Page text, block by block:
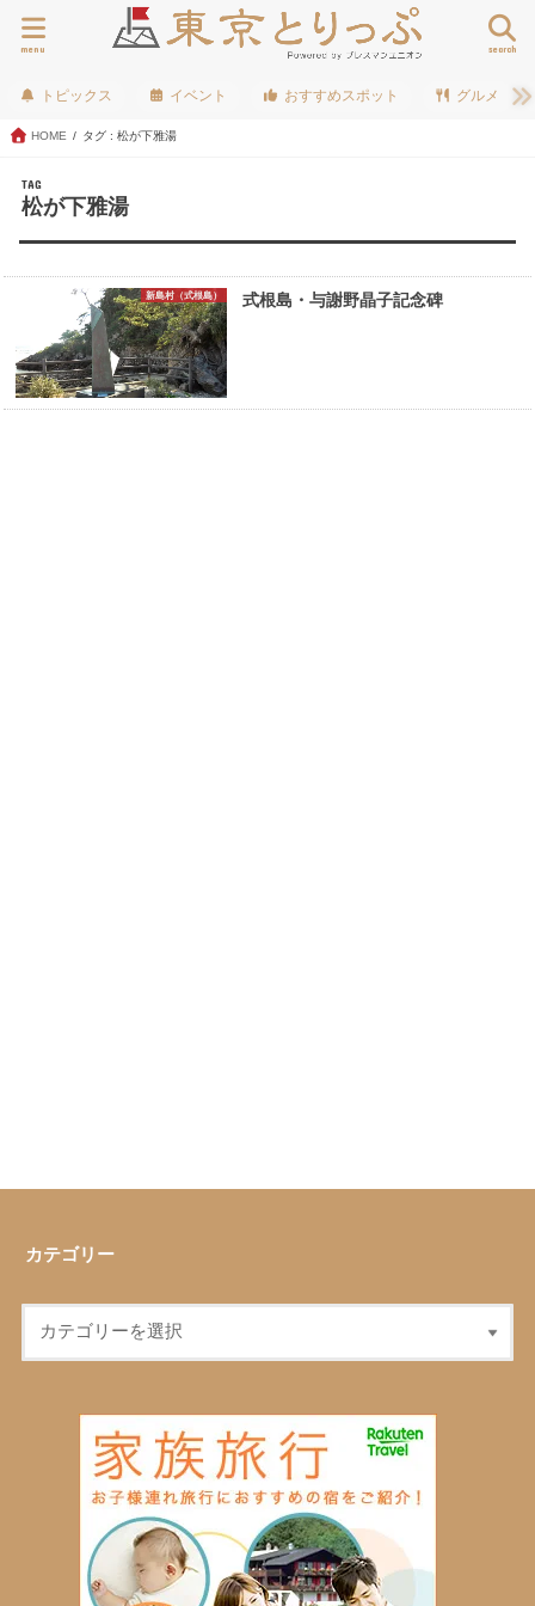
search
menu
トピックス イベント おすすめスポット グルメ
HOME タグ : 松が下雅湯
TAG
松が下雅湯
新島村（式根島） 式根島・与謝野晶子記念碑
カテゴリー